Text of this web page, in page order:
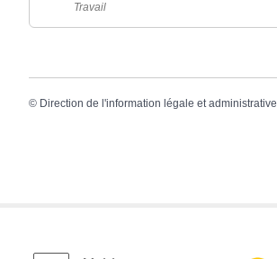
Travail
© Direction de l'information légale et administrative